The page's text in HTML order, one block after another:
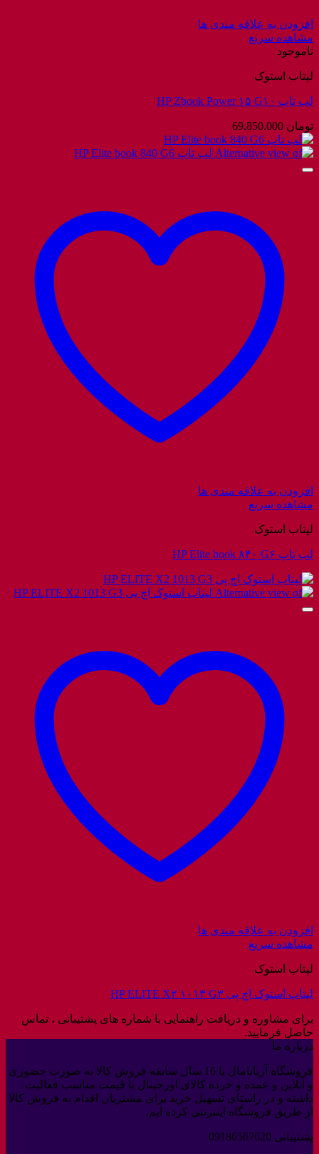
افزودن به علاقه مندی ها
مشاهده سریع
ناموجود
لپتاب استوک
لب تاپ HP Zbook Power ۱۵ G۱۰
تومان
افزودن به علاقه مندی ها
مشاهده سریع
لپتاب استوک
لب تاپ HP Elite book ۸۴۰ G۶
افزودن به علاقه مندی ها
مشاهده سریع
لپتاب استوک
لپتاب استوک اچ پی HP ELITE X۲ ۱۰۱۳ G۳
برای مشاوره و دریافت راهنمایی با شماره های پشتیبانی ، تماس
حاصل فرمایید.
درباره ما
فروشگاه آربابامال با 16 سال سابقه فروش کالا به صورت حضوری
و آنلاین و عمده و خرده کالای اورجینال با قیمت مناسب فعالیت
داشته و در راستای تسهیل خرید برای مشتریان اقدام به فروش کالا
از طریق فروشگاه اینترنتی کرده ایم.
پشتیبانی 09186567620